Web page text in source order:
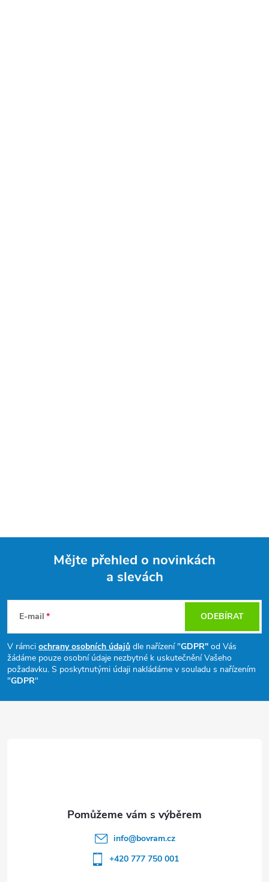
p
a
t
Mějte přehled o novinkách
a slevách
E-mail
V rámci ochrany osobních údajů dle nařízení "GDPR" od Vás
žádáme pouze osobní údaje nezbytné k uskutečnění Vašeho
požadavku. S poskytnutými údaji nakládáme v souladu s nařízením
"GDPR"
ODEBÍRAT
info@bovram.cz
+420 777 750 001